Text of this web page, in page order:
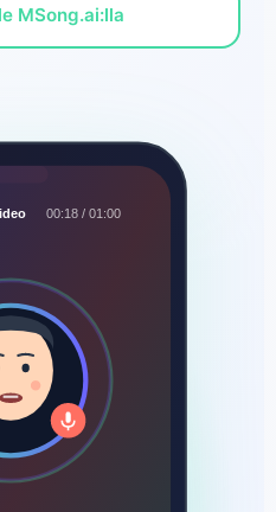
MSong.ai:lla
00:18 / 01:00